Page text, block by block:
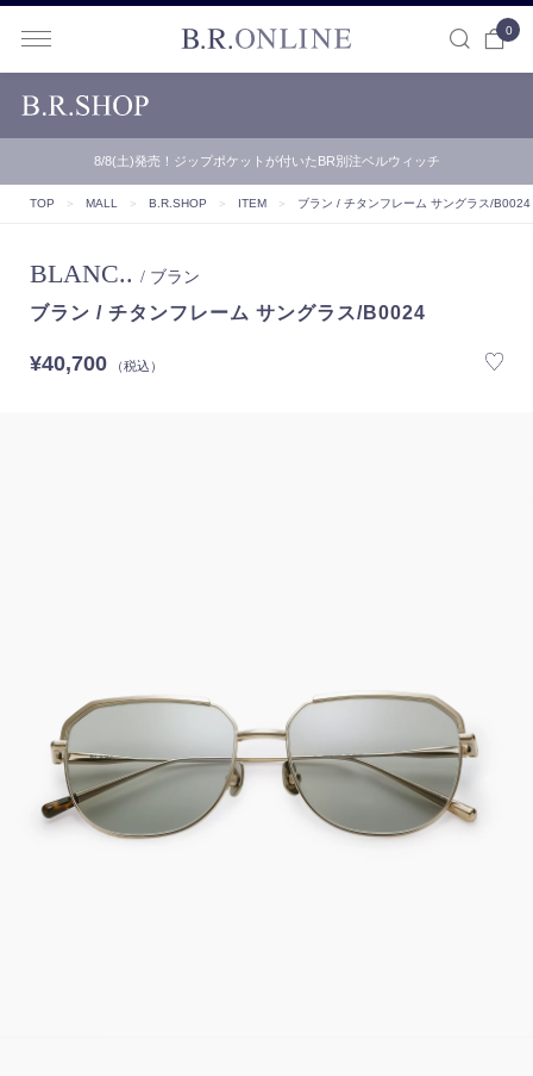
0
8/8(土)発売！ジップポケットが付いたBR別注ベルウィッチ
TOP ＞ MALL ＞ B.R.SHOP ＞ ITEM ＞ ブラン / チタンフレーム サングラス/B0024
BLANC.. / ブラン
ブラン / チタンフレーム サングラス/B0024
¥40,700（税込）